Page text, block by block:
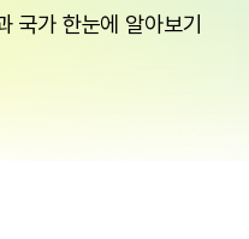
국가 한눈에 알아보기